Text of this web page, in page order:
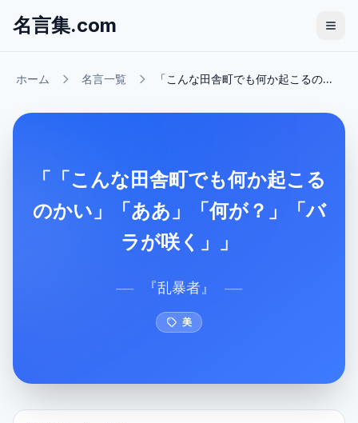
名言集.com
ホーム 名言一覧 「こんな田舎町でも何か起こるの...
「「こんな田舎町でも何か起こる
のかい」「ああ」「何が？」「バ
ラが咲く」」
── 『乱暴者 』 ──
美